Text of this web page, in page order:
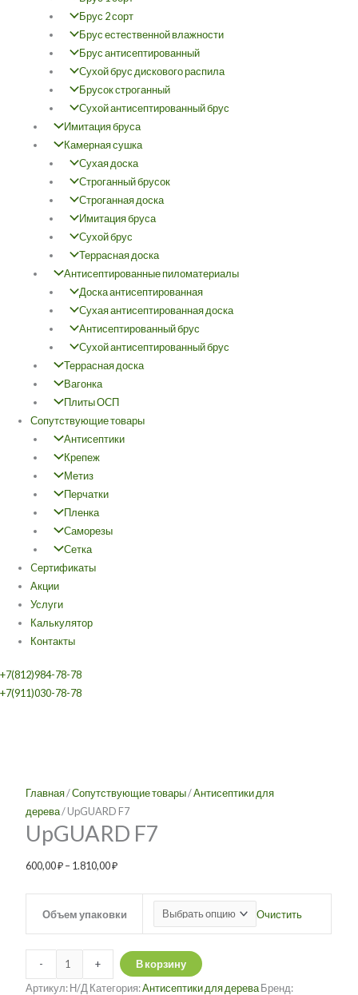
Брус 2 сорт
Брус естественной влажности
Брус антисептированный
Сухой брус дискового распила
Брусок строганный
Сухой антисептированный брус
Имитация бруса
Камерная сушка
Сухая доска
Строганный брусок
Строганная доска
Имитация бруса
Сухой брус
Террасная доска
Антисептированные пиломатериалы
Доска антисептированная
Сухая антисептированная доска
Антисептированный брус
Сухой антисептированный брус
Террасная доска
Вагонка
Плиты ОСП
Сопутствующие товары
Антисептики
Крепеж
Метиз
Перчатки
Пленка
Саморезы
Сетка
Cертификаты
Акции
Услуги
Калькулятор
Контакты
+7(812)984-78-78
+7(911)030-78-78
Главная/Сопутствующие товары/Антисептики для
дерева/ UpGUARD F7
UpGUARD F7
600,00₽– 1.810,00₽
Объем упаковки Очистить
- +
В корзину
Артикул:Н/Д Категория:Антисептики для дереваБренд:
Опции
выбрать
товара.
Опции
выбрать
товара.